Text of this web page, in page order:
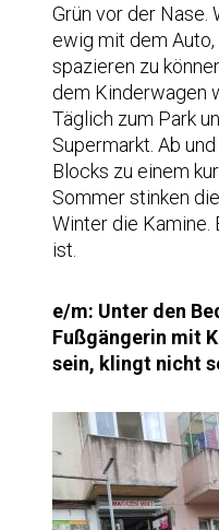
Grün vor der Nase.
ewig mit dem
spazieren zu
dem Kinderwagen
Täglich zum Park
Supermarkt. Ab
Blocks zu einem
Sommer stinken
Winter die Kamine.
ist.
e/m: Unter den
Fußgängerin mit
sein, klingt nicht